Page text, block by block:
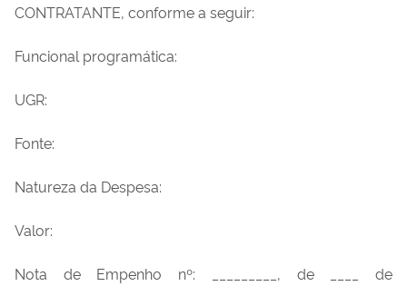
CONTRATANTE, conforme a seguir:
Funcional programática:
UGR:
Fonte:
Natureza da Despesa:
Valor:
Nota de Empenho nº: _________, de ____ de